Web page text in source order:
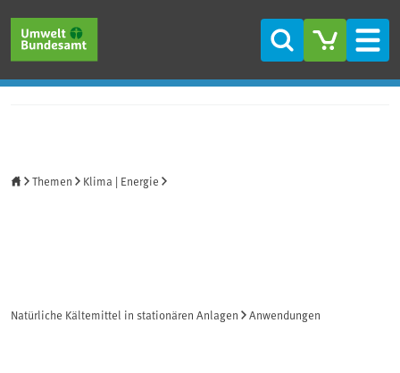
Suche
Themen Klima | Energie
Natürliche Kältemittel in stationären Anlagen Anwendungen